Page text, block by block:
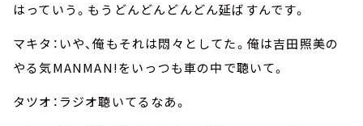
はっていう。もうどんどんどんどん延ばすんです。
マキタ：いや、俺もそれは悶々としてた。俺は吉田照美の
やる気MANMAN!をいっつも車の中で聴いて。
タツオ：ラジオ聴いてるなあ。